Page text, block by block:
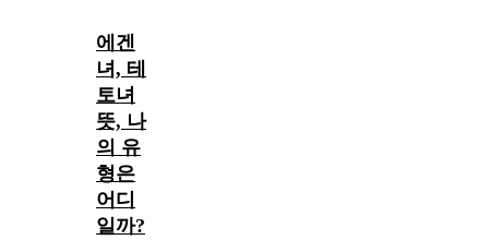
에겐
녀, 테
토녀
뜻, 나
의 유
형은
어디
일까?